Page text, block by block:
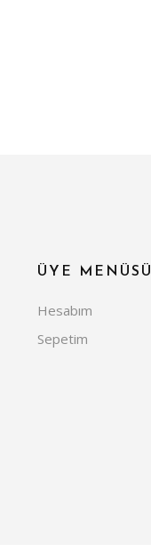
ÜYE MENÜSÜ
Hesabım
Sepetim